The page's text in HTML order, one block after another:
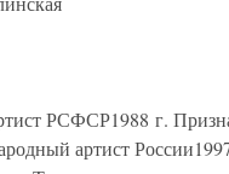
РСФСР1988 г.
артист